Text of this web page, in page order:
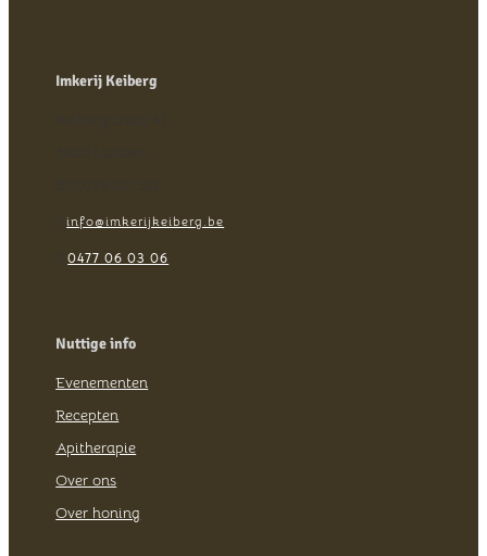
Imkerij Keiberg
info@imkerijkeiberg.be
0477 06 03 06
Nuttige info
Evenementen
Recepten
Apitherapie
Over ons
Over honing